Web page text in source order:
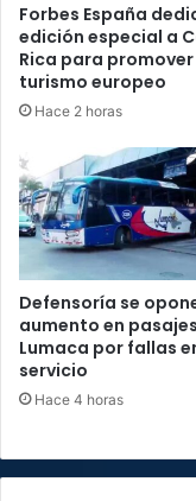
Forbes España
edición especial a
Rica para promover
turismo europeo
Hace 2 horas
Defensoría se
aumento en
Lumaca por fallas
servicio
Hace 4 horas